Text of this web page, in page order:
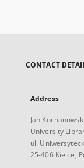
CONTACT
Address
Jan
University
ul.
25-406 Kielce,